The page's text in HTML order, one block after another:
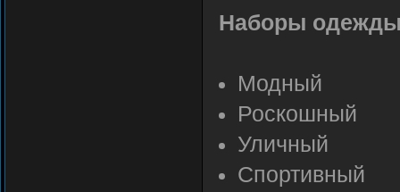
Наборы
Модный
Роскошный
Уличный
Спортивный